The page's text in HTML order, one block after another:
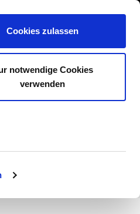
Cookies zulassen
notwendige Cookies
verwenden